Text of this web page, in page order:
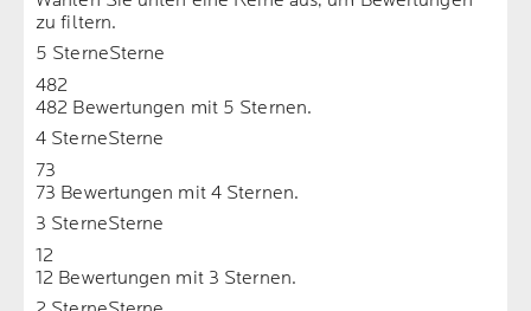
zu filtern.
5 SterneSterne
482
482 Bewertungen mit 5 Sternen.
4 SterneSterne
73
73 Bewertungen mit 4 Sternen.
3 SterneSterne
12
12 Bewertungen mit 3 Sternen.